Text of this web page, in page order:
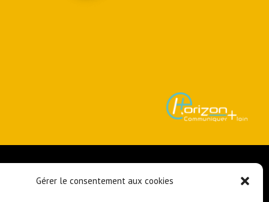
Gérer le consentement aux cookies
Transport scolaire Samatan